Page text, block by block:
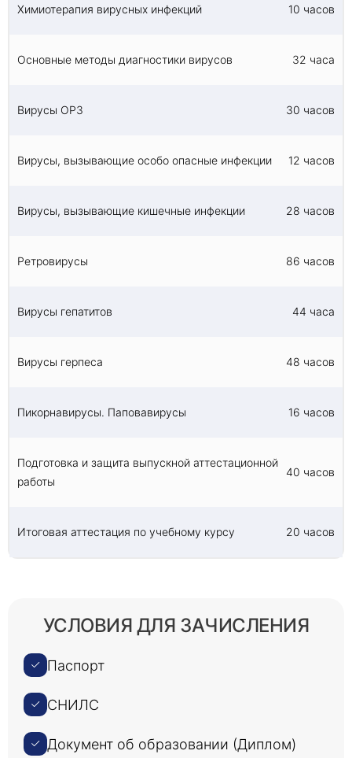
Химиотерапия вирусных инфекций 10 часов
Основные методы диагностики вирусов 32 часа
Вирусы ОРЗ 30 часов
Вирусы, вызывающие особо опасные инфекции 12 часов
Вирусы, вызывающие кишечные инфекции 28 часов
Ретровирусы 86 часов
Вирусы гепатитов 44 часа
Вирусы герпеса 48 часов
Пикорнавирусы. Паповавирусы 16 часов
Подготовка и защита выпускной аттестационной
работы
40 часов
Итоговая аттестация по учебному курсу 20 часов
УСЛОВИЯ ДЛЯ ЗАЧИСЛЕНИЯ
Паспорт
СНИЛС
Документ об образовании (Диплом)